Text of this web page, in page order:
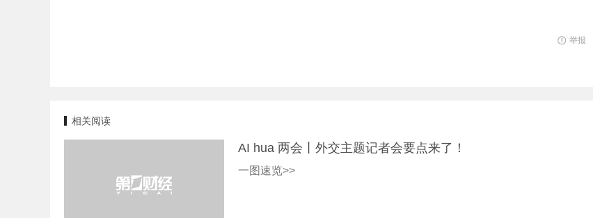
举报
相关阅读
AI hua 两会丨外交主题记者会要点来了！
一图速览>>